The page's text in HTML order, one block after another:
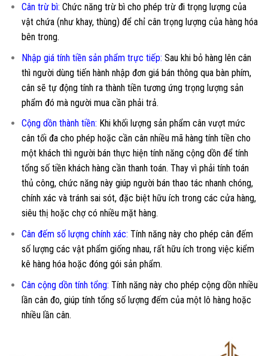
Cân trừ bì: Chức năng trừ bì cho phép trừ đi trọng lượng của
vật chứa (như khay, thùng) để chỉ cân trọng lượng của hàng hóa
bên trong.
Nhập giá tính tiền sản phẩm trực tiếp: Sau khi bỏ hàng lên cân
thì người dùng tiến hành nhập đơn giá bán thông qua bàn phím,
cân sẽ tự động tính ra thành tiền tương ứng trọng lượng sản
phẩm đó mà người mua cần phải trả.
Cộng dồn thành tiền: Khi khối lượng sản phẩm cân vượt mức
cân tối đa cho phép hoặc cần cân nhiều mã hàng tính tiền cho
một khách thì người bán thực hiện tính năng cộng dồn để tính
tổng số tiền khách hàng cần thanh toán. Thay vì phải tính toán
thủ công, chức năng này giúp người bán thao tác nhanh chóng,
chính xác và tránh sai sót, đặc biệt hữu ích trong các cửa hàng,
siêu thị hoặc chợ có nhiều mặt hàng.
Cân đếm số lượng chính xác: Tính năng này cho phép cân đếm
số lượng các vật phẩm giống nhau, rất hữu ích trong việc kiểm
kê hàng hóa hoặc đóng gói sản phẩm.
Cân cộng dồn tính tổng: Tính năng này cho phép cộng dồn nhiều
lần cân đo, giúp tính tổng số lượng đếm của một lô hàng hoặc
nhiều lần cân.